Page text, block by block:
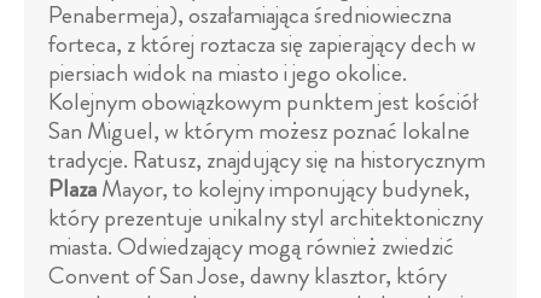
Penabermeja), oszałamiająca średniowieczna
forteca, z której roztacza się zapierający dech w
piersiach widok na miasto i jego okolice.
Kolejnym obowiązkowym punktem jest kościół
San Miguel, w którym możesz poznać lokalne
tradycje. Ratusz, znajdujący się na historycznym
PlazaMayor, to kolejny imponujący budynek,
który prezentuje unikalny styl architektoniczny
miasta. Odwiedzający mogą również zwiedzić
Convent of San Jose, dawny klasztor, który